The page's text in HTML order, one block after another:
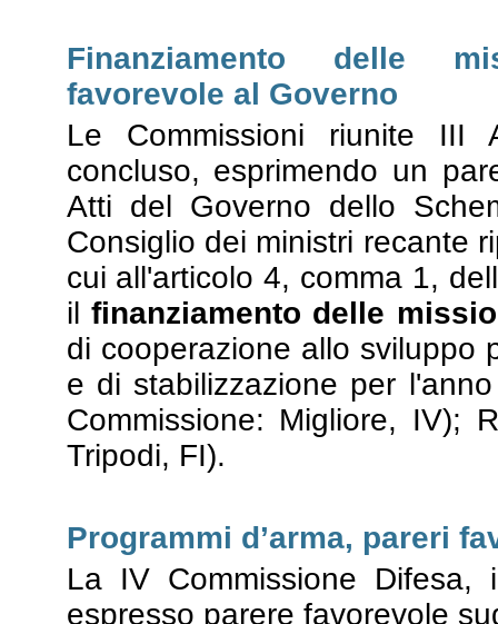
Finanziamento delle
favorevole al Governo
Le Commissioni riunite
concluso, esprimendo un
Atti del Governo dello
Consiglio dei ministri recante
cui all'articolo 4, comma 1,
il finanziamento delle
di cooperazione allo sviluppo
e di stabilizzazione per
Commissione: Migliore, IV);
Tripodi, FI).
Programmi d’arma, pareri
La IV Commissione
espresso parere favorevole